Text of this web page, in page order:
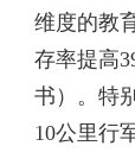
维度的教
存率提高
书）。特
10公里行